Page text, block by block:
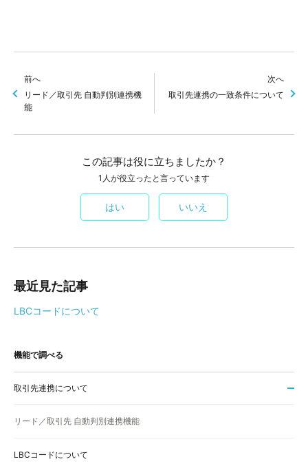
前へ
リード／取引先 自動判別連携機
能
次へ
取引先連携の一致条件について
この記事は役に立ちましたか？
1人が役立ったと言っています
はい いいえ
最近見た記事
LBCコードについて
機能で調べる
取引先連携について
リード／取引先 自動判別連携機能
LBCコードについて